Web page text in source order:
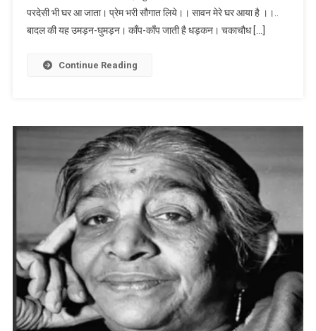
परदेसी भी घर आ जाता। प्रेम भरी सौगात लिये।। सावन मेरे घर आया है ।।..
बादल की यह उमड़न-घुमड़न। काँप-काँप जाती है धड़कन। चकाचौध […]
Continue Reading